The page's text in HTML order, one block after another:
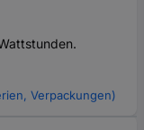
Verpackungen)